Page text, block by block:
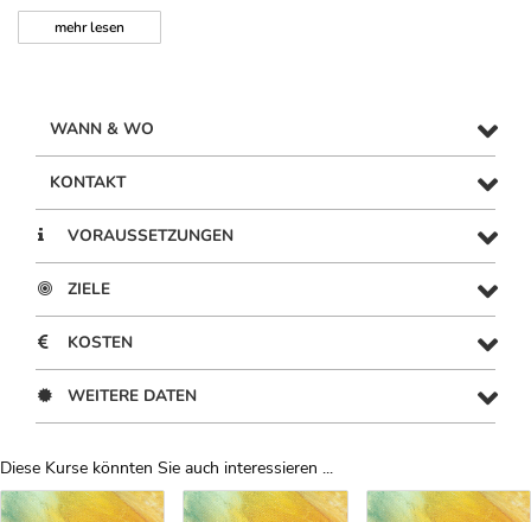
mehrlesen
WANN & WO
KONTAKT
VORAUSSETZUNGEN
ZIELE
KOSTEN
WEITERE DATEN
Diese Kurse könnten Sie auch interessieren ...
Uber Weiterbildungsvorschläge